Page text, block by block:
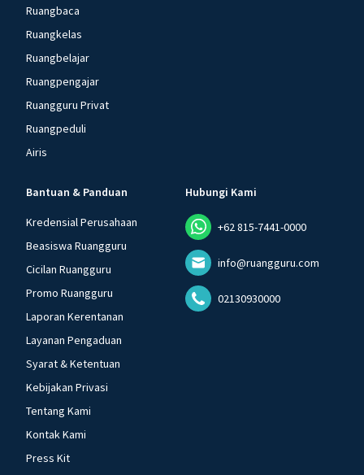
Ruangbaca
Ruangkelas
Ruangbelajar
Ruangpengajar
Ruangguru Privat
Ruangpeduli
Airis
Bantuan & Panduan
Kredensial Perusahaan
Beasiswa Ruangguru
Cicilan Ruangguru
Promo Ruangguru
Laporan Kerentanan
Layanan Pengaduan
Syarat & Ketentuan
Kebijakan Privasi
Tentang Kami
Kontak Kami
Press Kit
Hubungi Kami
+62 815-7441-0000
info@ruangguru.com
02130930000